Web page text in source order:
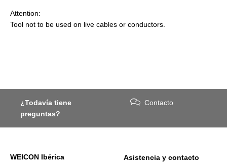
Attention:
Tool not to be used on live cables or conductors.
¿Todavía tiene
preguntas?
Contacto
WEICON Ibérica
Asistencia y contacto